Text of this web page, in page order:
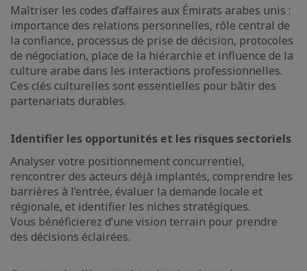
Maîtriser les codes d’affaires aux Émirats arabes unis :
importance des relations personnelles, rôle central de
la confiance, processus de prise de décision, protocoles
de négociation, place de la hiérarchie et influence de la
culture arabe dans les interactions professionnelles.
Ces clés culturelles sont essentielles pour bâtir des
partenariats durables.
Identifier les opportunités et les risques sectoriels
Analyser votre positionnement concurrentiel,
rencontrer des acteurs déjà implantés, comprendre les
barrières à l’entrée, évaluer la demande locale et
régionale, et identifier les niches stratégiques.
Vous bénéficierez d’une vision terrain pour prendre
des décisions éclairées.